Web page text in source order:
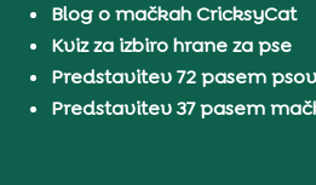
Blog o mačkah CricksyCat
Kviz za izbiro hrane za pse
Predstavitev 72 pasem psov
Predstavitev 37 pasem